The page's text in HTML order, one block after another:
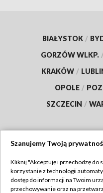
BIAŁYSTOK /
GORZÓW WLKP.
KRAKÓW /
OPOLE /
SZCZECIN /
Abonament TVP
Szanujemy Twoją
Kliknij "Akceptuję i przechodzę do
korzystanie z technologii
dostęp do informacji na Twoim
przechowywanie oraz na